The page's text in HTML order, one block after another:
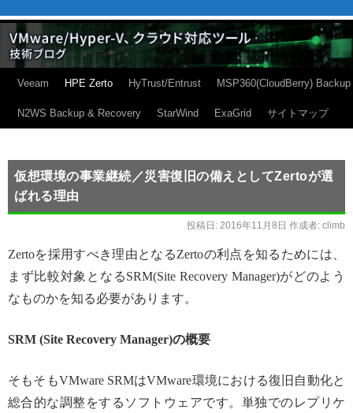
Veeam HPE Zerto HyTrust/Entrust MSP360(CloudBerry) Backup
N2WS Backup & Recovery StarWind ExaGrid サイトマップ
仮想環境の事業継続／災害復旧の備えとしてZertoが選
ばれる理由
投稿日: 2016年11月8日 作成者: climb
Zertoを採用すべき理由となるZertoの利点を知るためには、
まず比較対象となるSRM(Site Recovery Manager)がどのよう
なものかを知る必要があります。
SRM (Site Recovery Manager)の概要
そもそもVMware SRMはVMware環境における復旧自動化と
総合的な調整をするソフトウェアです。単独でのレプリケ